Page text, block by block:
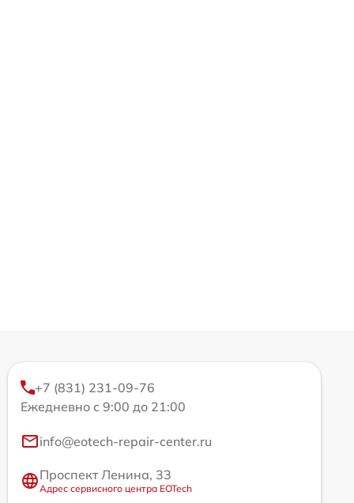
+7 (831) 231-09-76
Ежедневно с 9:00 до 21:00
info@eotech-repair-center.ru
Проспект Ленина, 33
Адрес сервисного центра EOTech